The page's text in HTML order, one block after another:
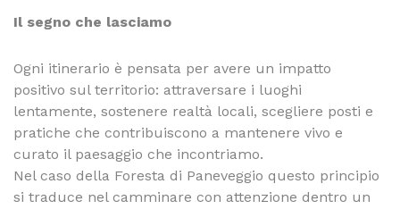
Il segno che lasciamo
Ogni itinerario è pensata per avere un impatto
positivo sul territorio: attraversare i luoghi
lentamente, sostenere realtà locali, scegliere posti e
pratiche che contribuiscono a mantenere vivo e
curato il paesaggio che incontriamo.
Nel caso della Foresta di Paneveggio questo principio
si traduce nel camminare con attenzione dentro un